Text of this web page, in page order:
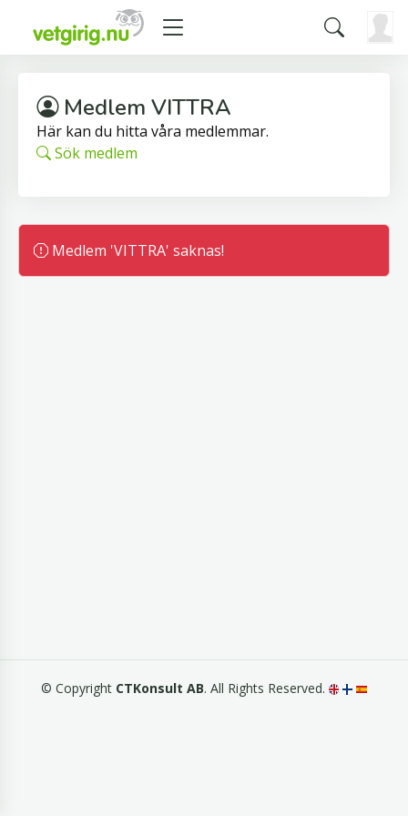
Medlem VITTRA
Här kan du hitta våra medlemmar.
Sök medlem
Medlem 'VITTRA' saknas!
© Copyright CTKonsult AB. All Rights Reserved.